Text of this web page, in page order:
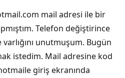
mail adresi ile bir
Telefon değiştirince
unutmuşum. Bugün
istedim. Mail adresine kod
giriş ekranında